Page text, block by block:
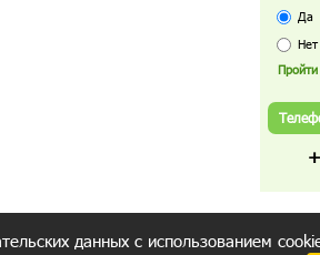
Да
Нет
данных с использованием